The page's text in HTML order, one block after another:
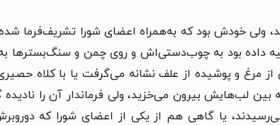
ولی خودش بود که به‌همراه اعضای شورا تشریف‌فرما
داده بود به چوب‌دستی‌اش و روی چمن و سنگ‌بسترها
و پوشیده از علف نشانه می‌گرفت یا با کلاه
که بین لب‌هایش بیرون می‌خزید، ولی فرماندار آن را
یا گاهی هم از یکی از اعضای شورا که دور‌و‌برش